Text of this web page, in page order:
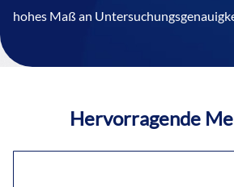
hohes Maß an
Hervorragende